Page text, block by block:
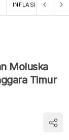
INFLASI MOM
Moluska
Timur